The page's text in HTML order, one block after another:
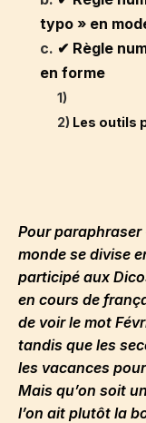
typo » en
c. ✔ Règle
en forme
1)
2) Les outils
Pour
monde se divise
participé aux
en cours de
de voir le mot
tandis que les
les vacances
Mais qu’on soit
l’on ait plutôt la